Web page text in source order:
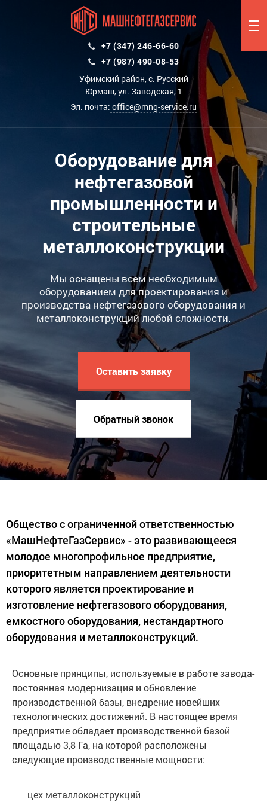
+7 (347) 246-66-60
+7 (987) 490-08-53
Уфимский район, с. Русский
Юрмаш, ул. Заводская, 1
Эл. почта: office@mng-service.ru
Оборудование для
нефтегазовой
промышленности и
строительные
металлоконструкции
Мы оснащены всем необходимым
оборудованием для проектирования и
производства нефтегазового оборудования и
металлоконструкций любой сложности.
Оставить заявку
Обратный звонок
Общество с ограниченной ответственностью
«МашНефтеГазСервис» - это развивающееся
молодое многопрофильное предприятие,
приоритетным направлением деятельности
которого является проектирование и
изготовление нефтегазового оборудования,
емкостного оборудования, нестандартного
оборудования и металлоконструкций.
Основные принципы, используемые в работе завода-
постоянная модернизация и обновление
производственной базы, внедрение новейших
технологических достижений. В настоящее время
предприятие обладает производственной базой
площадью 3,8 Га, на которой расположены
следующие производственные мощности:
цех металлоконструкций